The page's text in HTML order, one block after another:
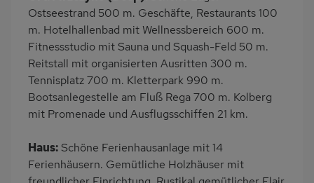
Terrasse
Grill
Kinderspielplatz
PKW-Parkplatz
Eingezäuntes
Grundstück
Dusche
Küche
Herd (2 Platten)
Kühlschrank
Ruhige Lage
Nichtraucher
Freisitz im Garten
Wb/WC
freistehend
Ostseestrand 500 m. Geschäfte, Restaurants 100
m. Hotelhallenbad mit Wellnessbereich 600 m.
Fitnessstudio mit Sauna und Squash-Feld 50 m.
Reitstall mit organisierten Ausritten 300 m.
Tennisplatz 700 m. Kletterpark 990 m.
Bootsanlegestelle am Fluß Rega 700 m. Kolberg
mit Promenade und Ausflugsschiffen 21 km.
Haus: Schöne Ferienhausanlage mit 14
Ferienhäusern. Gemütliche Holzhäuser mit